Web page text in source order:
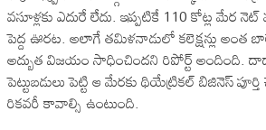
వ‌సూళ్ల‌కు ఎదురే లేదు. ఇప్ప‌టికే 110 కోట్ల మేర
పెద్ద ఊర‌ట‌. అలాగే త‌మిళ‌నాడులో క‌లెక్ష‌న్లు అంత
అద్బుత విజ‌యం సాధించింద‌ని రిపోర్ట్ అందింది.
పెట్టుబ‌డులు పెట్టి ఆ మేర‌కు థియేట్రిక‌ల్ బిజినెస్
రిక‌వ‌రీ కావాల్సి ఉంటుంది.